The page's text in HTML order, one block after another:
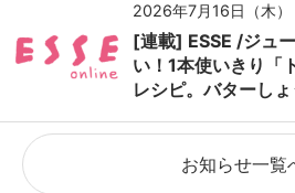
2026年7月16日（木）
[連載] ESSE /ジュ
い！1本使いきり「
レシピ。バターし
お知らせ一覧